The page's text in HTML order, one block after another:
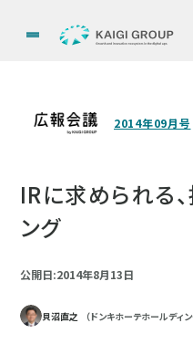
2014年09月号
IRに求められる
ング
公開日:2014年8月13日
貝沼直之 （ドンキホーテホールディン